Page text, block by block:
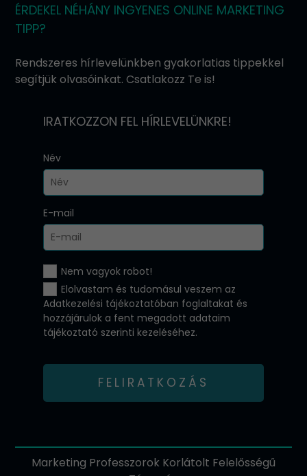
ÉRDEKEL NÉHÁNY INGYENES ONLINE MARKETING
TIPP?
Rendszeres hírlevelünkben gyakorlatias tippekkel
segítjük olvasóinkat. Csatlakozz Te is!
IRATKOZZON FEL HÍRLEVELÜNKRE!
Név
E-mail
Nem vagyok robot!
Elolvastam és tudomásul veszem az
Adatkezelési tájékoztatóban foglaltakat és
hozzájárulok a fent megadott adataim
tájékoztató szerinti kezeléséhez.
FELIRATKOZÁS
Marketing Professzorok Korlátolt Felelősségű